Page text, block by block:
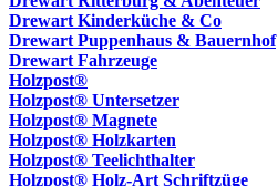
Drewart Kinderküche & Co
Drewart Puppenhaus & Bauernhof
Drewart Fahrzeuge
Holzpost®
Holzpost® Untersetzer
Holzpost® Magnete
Holzpost® Holzkarten
Holzpost® Teelichthalter
Holzpost® Holz-Art Schriftzüge